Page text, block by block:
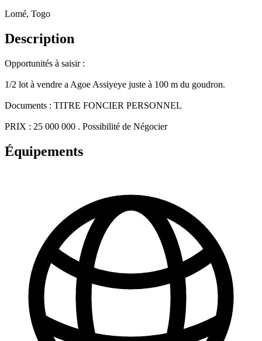
Lomé, Togo
Description
Opportunités à saisir :
1/2 lot à vendre a Agoe Assiyeye juste à 100 m du goudron.
Documents : TITRE FONCIER PERSONNEL
PRIX : 25 000 000 . Possibilité de Négocier
Équipements